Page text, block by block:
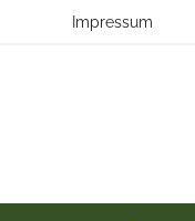
Impressum